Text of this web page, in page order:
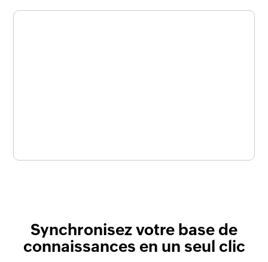
Synchronisez votre base de
connaissances en un seul clic